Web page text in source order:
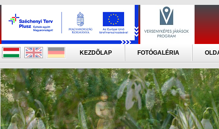
KEZDÕLAP FOTÓGALÉRIA